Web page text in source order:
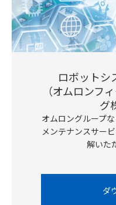
ロボットシ
（オムロンフ
グ
オムロングループ
メンテナンスサー
解いた
ダ